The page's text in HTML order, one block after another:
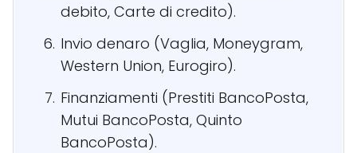
debito, Carte di credito).
Invio denaro (Vaglia, Moneygram,
Western Union, Eurogiro).
Finanziamenti (Prestiti BancoPosta,
Mutui BancoPosta, Quinto
BancoPosta).